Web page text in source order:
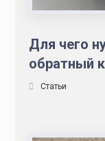
Для чего
обратный
Статьи